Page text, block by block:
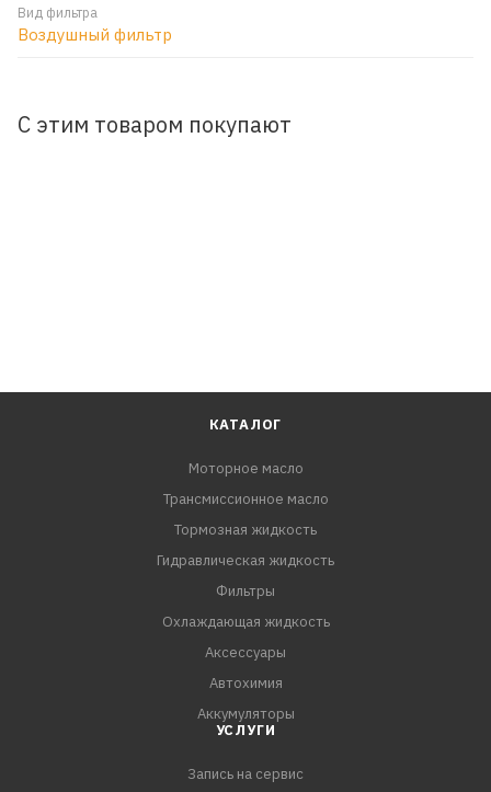
Вид фильтра
Воздушный фильтр
С этим товаром покупают
КАТАЛОГ
Моторное масло
Трансмиссионное масло
Тормозная жидкость
Гидравлическая жидкость
Фильтры
Охлаждающая жидкость
Аксессуары
Автохимия
Аккумуляторы
УСЛУГИ
Запись на сервис